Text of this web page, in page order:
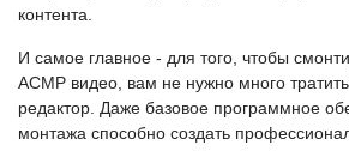
контента.
И самое главное - для того, чтобы
АСМР видео, вам не нужно много
редактор. Даже базовое программное
монтажа способно создать